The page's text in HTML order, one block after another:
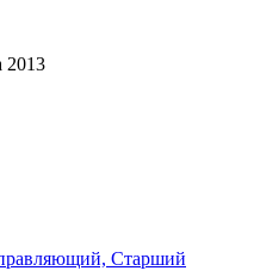
2013
Старший